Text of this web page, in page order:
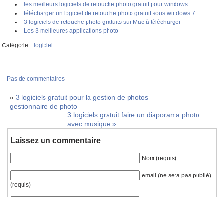
les meilleurs logiciels de retouche photo gratuit pour windows
télécharger un logiciel de retouche photo gratuit sous windows 7
3 logiciels de retouche photo gratuits sur Mac à télécharger
Les 3 meilleures applications photo
Catégorie: logiciel
Pas de commentaires
« 3 logiciels gratuit pour la gestion de photos –
gestionnaire de photo
3 logiciels gratuit faire un diaporama photo
avec musique »
Laissez un commentaire
Nom (requis)
email (ne sera pas publié)
(requis)